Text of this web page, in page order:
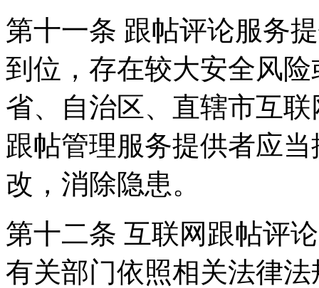
第十一条 跟帖评论服务
到位，存在较大安全风
省、自治区、直辖市互
跟帖管理服务提供者应
改，消除隐患。
第十二条 互联网跟帖评
有关部门依照相关法律